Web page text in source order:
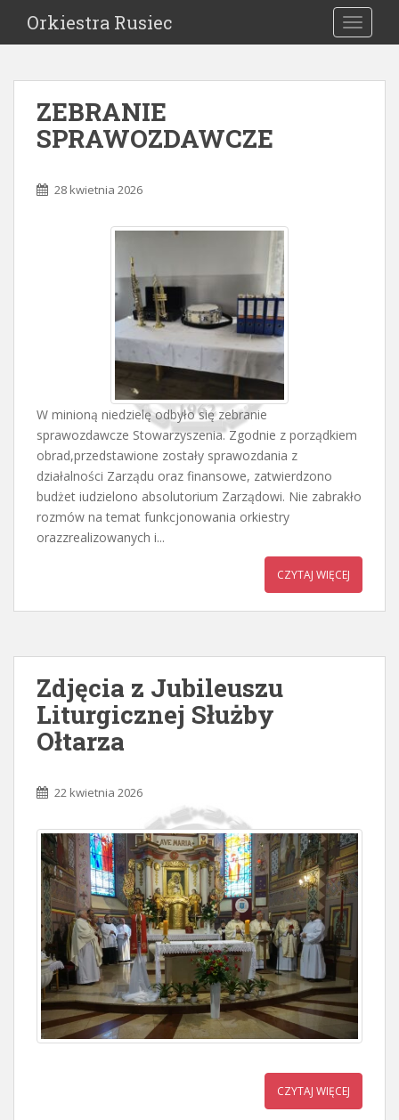
Orkiestra Rusiec
ZEBRANIE
SPRAWOZDAWCZE
28 kwietnia 2026
W minioną niedzielę odbyło się zebranie
sprawozdawcze Stowarzyszenia. Zgodnie z porządkiem
obrad,przedstawione zostały sprawozdania z
działalności Zarządu oraz finansowe, zatwierdzono
budżet iudzielono absolutorium Zarządowi. Nie zabrakło
rozmów na temat funkcjonowania orkiestry
orazzrealizowanych i...
CZYTAJ WIĘCEJ
Zdjęcia z Jubileuszu
Liturgicznej Służby
Ołtarza
22 kwietnia 2026
CZYTAJ WIĘCEJ